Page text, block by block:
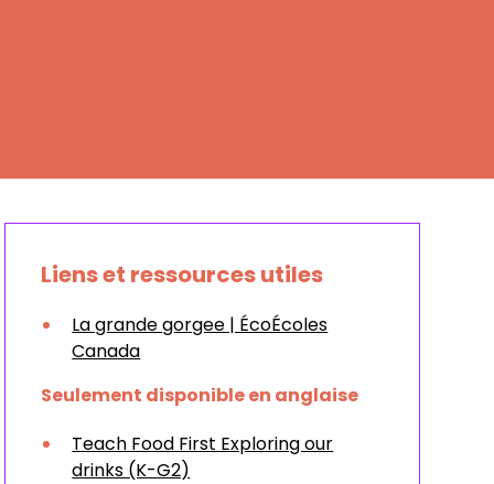
Liens et ressources utiles
La grande gorgee | ÉcoÉcoles
Canada
Seulement disponible en anglaise
Teach Food First Exploring our
drinks (K-G2)